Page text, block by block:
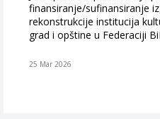
finansiranje/sufinansiranje
rekonstrukcije institucija
grad i opštine u Federaciji
25 Mar 2026